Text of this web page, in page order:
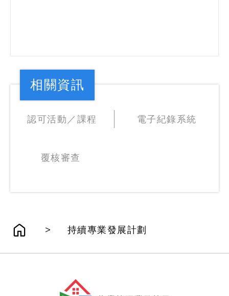
認可活動／課程 電子紀錄系統
​​​​​​​​​​​​​​覆核審查 ​​​​​​
相關資訊
> 持續專業發展計劃